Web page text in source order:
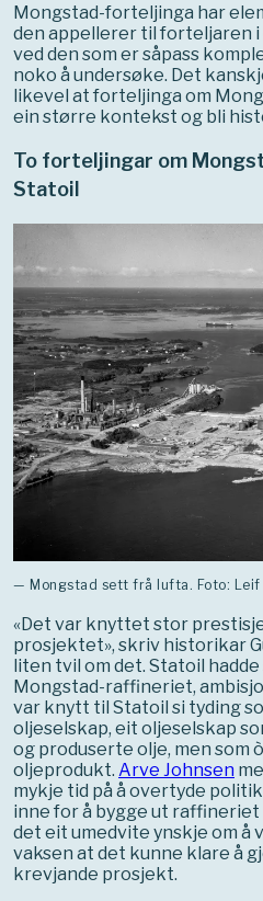
Mongstad-forteljinga har
den appellerer til forteljaren i
ved den som er såpass
noko å undersøke. Det
likevel at forteljinga om
ein større kontekst og bli
To forteljingar om
Statoil
— Mongstad sett frå lufta. Foto: Leif
«Det var knyttet stor
prosjektet», skriv historikar
liten tvil om det. Statoil
Mongstad-raffineriet,
var knytt til Statoil si tyding
oljeselskap, eit oljeselskap
og produserte olje, men som
oljeprodukt. Arve Johnsen
mykje tid på å overtyde
inne for å bygge ut
det eit umedvite ynskje om å
vaksen at det kunne klare å
krevjande prosjekt.